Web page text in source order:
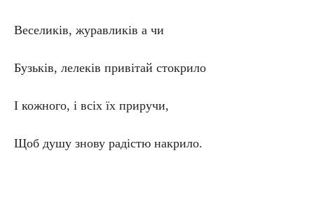
Веселиків, журавликів а чи
Бузьків, лелеків привітай стокрило
І кожного, і всіх їх приручи,
Щоб душу знову радістю накрило.